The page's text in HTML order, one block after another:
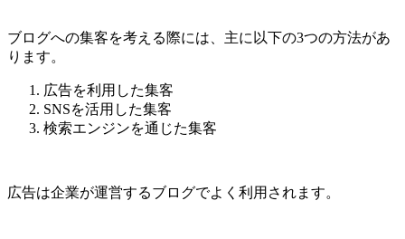
ブログへの集客を考える際には、主に以下の3つの方法があ
ります。
広告を利用した集客
SNSを活用した集客
検索エンジンを通じた集客
広告は企業が運営するブログでよく利用されます。